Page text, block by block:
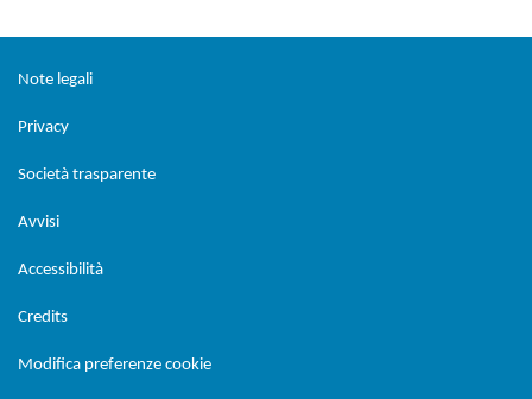
Note legali
Privacy
Società trasparente
Avvisi
Accessibilità
Credits
Modifica preferenze cookie